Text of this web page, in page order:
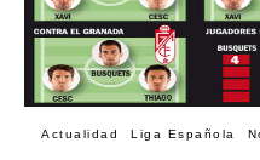
Actualidad Liga Española